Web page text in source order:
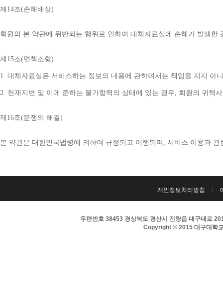
제 14조(손해배상)
회원의 본 약관에 위반되는 행위로 인하여 대체자료실에 손해가 발생한
제 15조(면책조항)
1. 대체자료실은 서비스하는 정보의 내용에 관하여서는 책임을 지지 아
2. 천재지변 및 이에 준하는 불가항력의 상태에 있는 경우, 회원의 귀책
제 16조(분쟁의 해결)
본 약관은 대한민국법령에 의하여 규정되고 이행되며 , 서비스 이용과 관
개인정보처리방침
우편번호 38453 경상북도 경산시 진량읍 대구대로
Copyright © 2015 대구대학